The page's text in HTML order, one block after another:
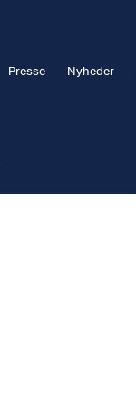
Presse Nyheder